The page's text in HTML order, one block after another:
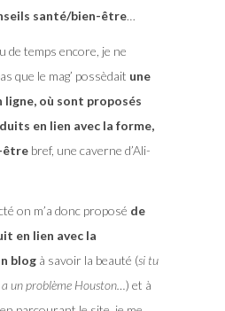
santé/bien-être…
de temps encore, je ne
que le mag’ possèdait une
où sont proposés
en lien avec la forme,
êtrebref, une caverne d’Ali-
on m’a donc proposé de
en lien avec la
blogà savoir la beauté (si tu
a un problème Houston…) et à